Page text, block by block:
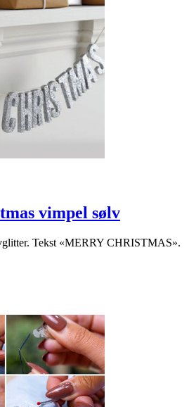
vimpel sølv
Tekst «MERRY CHRISTMAS».